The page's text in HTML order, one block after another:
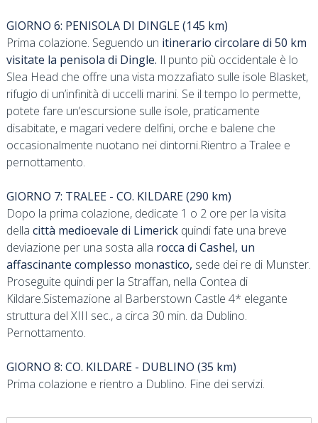
GIORNO 6: PENISOLA DI DINGLE (145 km)
Prima colazione. Seguendo un itinerario circolare di 50 km
visitate la penisola di Dingle. Il punto più occidentale è lo
Slea Head che offre una vista mozzafiato sulle isole Blasket,
rifugio di un’infinità di uccelli marini. Se il tempo lo permette,
potete fare un’escursione sulle isole, praticamente
disabitate, e magari vedere delfini, orche e balene che
occasionalmente nuotano nei dintorni.Rientro a Tralee e
pernottamento.
GIORNO 7: TRALEE - CO. KILDARE (290 km)
Dopo la prima colazione, dedicate 1 o 2 ore per la visita
della città medioevale di Limerick quindi fate una breve
deviazione per una sosta alla rocca di Cashel, un
affascinante complesso monastico, sede dei re di Munster.
Proseguite quindi per la Straffan, nella Contea di
Kildare.Sistemazione al Barberstown Castle 4* elegante
struttura del XIII sec., a circa 30 min. da Dublino.
Pernottamento.
GIORNO 8: CO. KILDARE - DUBLINO (35 km)
Prima colazione e rientro a Dublino. Fine dei servizi.